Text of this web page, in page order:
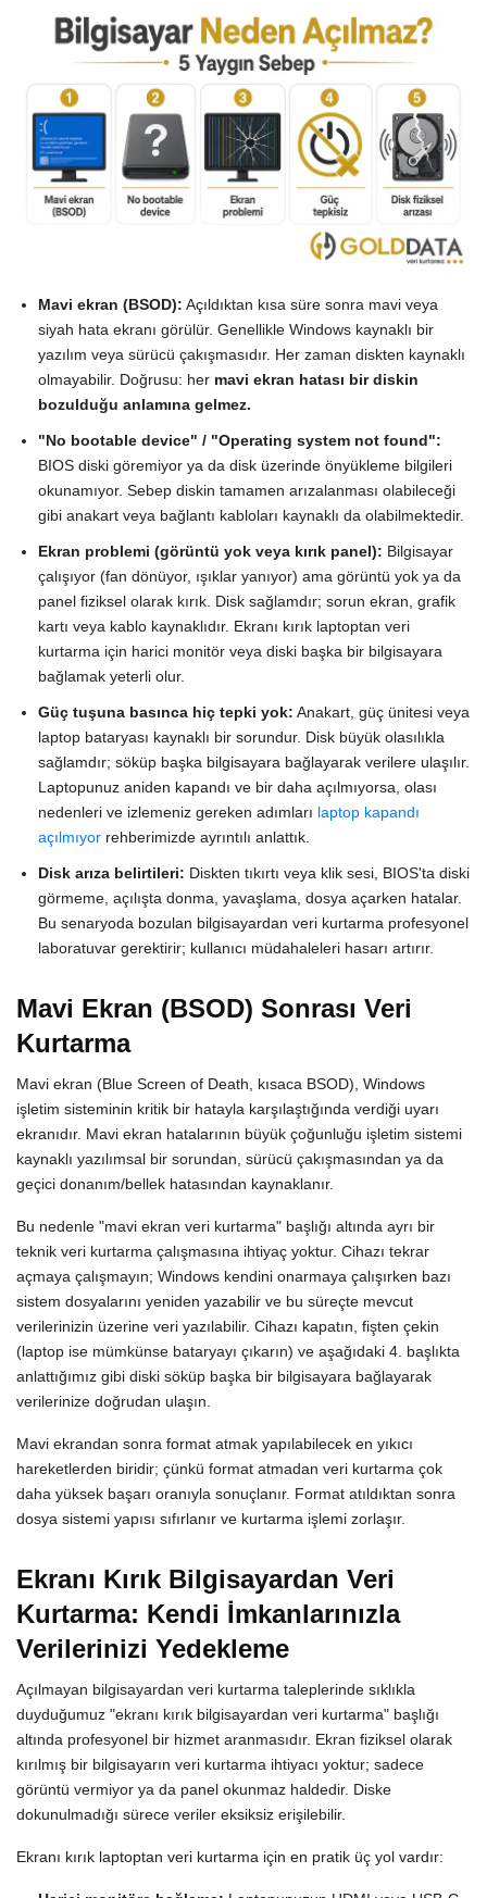
Mavi ekran (BSOD): Açıldıktan kısa süre sonra mavi veya
siyah hata ekranı görülür. Genellikle Windows kaynaklı bir
yazılım veya sürücü çakışmasıdır. Her zaman diskten kaynaklı
olmayabilir. Doğrusu: her mavi ekran hatası bir diskin
bozulduğu anlamına gelmez.
"No bootable device" / "Operating system not found":
BIOS diski göremiyor ya da disk üzerinde önyükleme bilgileri
okunamıyor. Sebep diskin tamamen arızalanması olabileceği
gibi anakart veya bağlantı kabloları kaynaklı da olabilmektedir.
Ekran problemi (görüntü yok veya kırık panel): Bilgisayar
çalışıyor (fan dönüyor, ışıklar yanıyor) ama görüntü yok ya da
panel fiziksel olarak kırık. Disk sağlamdır; sorun ekran, grafik
kartı veya kablo kaynaklıdır. Ekranı kırık laptoptan veri
kurtarma için harici monitör veya diski başka bir bilgisayara
bağlamak yeterli olur.
Güç tuşuna basınca hiç tepki yok: Anakart, güç ünitesi veya
laptop bataryası kaynaklı bir sorundur. Disk büyük olasılıkla
sağlamdır; söküp başka bilgisayara bağlayarak verilere ulaşılır.
Laptopunuz aniden kapandı ve bir daha açılmıyorsa, olası
nedenleri ve izlemeniz gereken adımları laptop kapandı
açılmıyor rehberimizde ayrıntılı anlattık.
Disk arıza belirtileri: Diskten tıkırtı veya klik sesi, BIOS'ta diski
görmeme, açılışta donma, yavaşlama, dosya açarken hatalar.
Bu senaryoda bozulan bilgisayardan veri kurtarma profesyonel
laboratuvar gerektirir; kullanıcı müdahaleleri hasarı artırır.
Mavi Ekran (BSOD) Sonrası Veri
Kurtarma
Mavi ekran (Blue Screen of Death, kısaca BSOD), Windows
işletim sisteminin kritik bir hatayla karşılaştığında verdiği uyarı
ekranıdır. Mavi ekran hatalarının büyük çoğunluğu işletim sistemi
kaynaklı yazılımsal bir sorundan, sürücü çakışmasından ya da
geçici donanım/bellek hatasından kaynaklanır.
Bu nedenle "mavi ekran veri kurtarma" başlığı altında ayrı bir
teknik veri kurtarma çalışmasına ihtiyaç yoktur. Cihazı tekrar
açmaya çalışmayın; Windows kendini onarmaya çalışırken bazı
sistem dosyalarını yeniden yazabilir ve bu süreçte mevcut
verilerinizin üzerine veri yazılabilir. Cihazı kapatın, fişten çekin
(laptop ise mümkünse bataryayı çıkarın) ve aşağıdaki 4. başlıkta
anlattığımız gibi diski söküp başka bir bilgisayara bağlayarak
verilerinize doğrudan ulaşın.
Mavi ekrandan sonra format atmak yapılabilecek en yıkıcı
hareketlerden biridir; çünkü format atmadan veri kurtarma çok
daha yüksek başarı oranıyla sonuçlanır. Format atıldıktan sonra
dosya sistemi yapısı sıfırlanır ve kurtarma işlemi zorlaşır.
Ekranı Kırık Bilgisayardan Veri
Kurtarma: Kendi İmkanlarınızla
Verilerinizi Yedekleme
Açılmayan bilgisayardan veri kurtarma taleplerinde sıklıkla
duyduğumuz "ekranı kırık bilgisayardan veri kurtarma" başlığı
altında profesyonel bir hizmet aranmasıdır. Ekran fiziksel olarak
kırılmış bir bilgisayarın veri kurtarma ihtiyacı yoktur; sadece
görüntü vermiyor ya da panel okunmaz haldedir. Diske
dokunulmadığı sürece veriler eksiksiz erişilebilir.
Ekranı kırık laptoptan veri kurtarma için en pratik üç yol vardır: